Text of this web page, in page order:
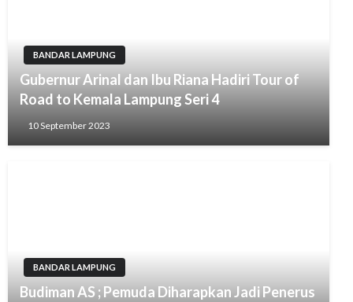
BANDAR LAMPUNG
Gubernur Arinal dan Ibu Riana Hadiri Tour of
Road to Kemala Lampung Seri 4
10 September 2023
BANDAR LAMPUNG
Budiman AS ; Pemuda Diharapkan Jadi Penerus